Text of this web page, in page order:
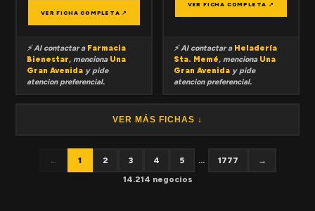
VER FICHA COMPLETA ↗
⚡ Al contactar a Farmacia
Bienestar, menciona Una
Gran Avenida y pide
atencion preferencial.
VER FICHA COMPLETA ↗
⚡ Al contactar a Heladería
Sta. Memé, menciona Una
Gran Avenida y pide
atencion preferencial.
VER MÁS FICHAS ↓
← 1 2 3 4 5 ... 1777
→
14.214 negocios